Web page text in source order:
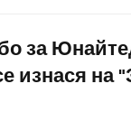
за
изнася на